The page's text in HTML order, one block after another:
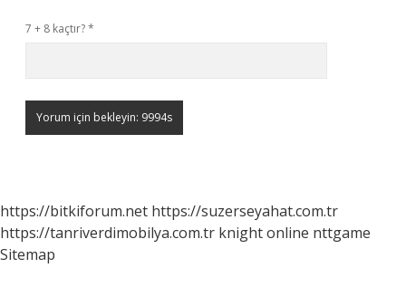
7 + 8 kaçtır?*
https://bitkiforum.net https://suzerseyahat.com.tr
https://tanriverdimobilya.com.tr knight online nttgame
Sitemap